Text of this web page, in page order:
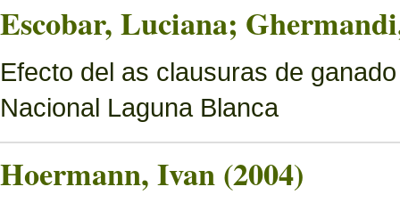
Escobar, Luciana;
Efecto del as clausuras de
Nacional Laguna Blanca
Hoermann, Ivan (2004)